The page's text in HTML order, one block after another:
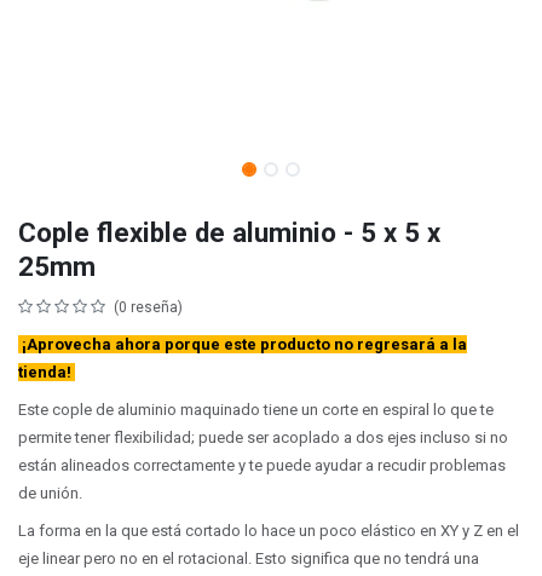
Cople flexible de aluminio - 5 x 5 x
25mm
(0 reseña)
¡Aprovecha ahora porque este producto no regresará a la
tienda!
Este cople de aluminio maquinado tiene un corte en espiral lo que te
permite tener flexibilidad; puede ser acoplado a dos ejes incluso si no
están alineados correctamente y te puede ayudar a recudir problemas
de unión.
La forma en la que está cortado lo hace un poco elástico en XY y Z en el
eje linear pero no en el rotacional. Esto significa que no tendrá una